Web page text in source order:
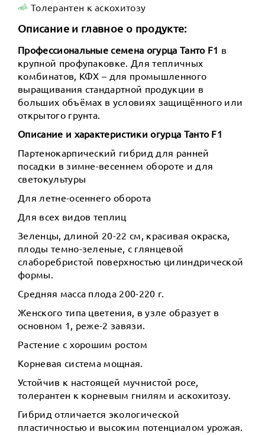
Толерантен к аскохитозу
Описание и главное о продукте:
Профессиональные семена огурца Танто F1 в
крупной профупаковке. Для тепличных
комбинатов, КФХ – для промышленного
выращивания стандартной продукции в
больших объёмах в условиях защищённого или
открытого грунта.
Описание и характеристики огурца Танто F1
Партенокарпический гибрид для ранней
посадки в зимне-весеннем обороте и для
светокультуры
Для летне-осеннего оборота
Для всех видов теплиц
Зеленцы, длиной 20-22 см, красивая окраска,
плоды темно-зеленые, с глянцевой
слаборебристой поверхностью цилиндрической
формы.
Средняя масса плода 200-220 г.
Женского типа цветения, в узле образует в
основном 1, реже-2 завязи.
Растение с хорошим ростом
Корневая система мощная.
Устойчив к настоящей мучнистой росе,
толерантен к корневым гнилям и аскохитозу.
Гибрид отличается экологической
пластичностью и высоким потенциалом урожая.